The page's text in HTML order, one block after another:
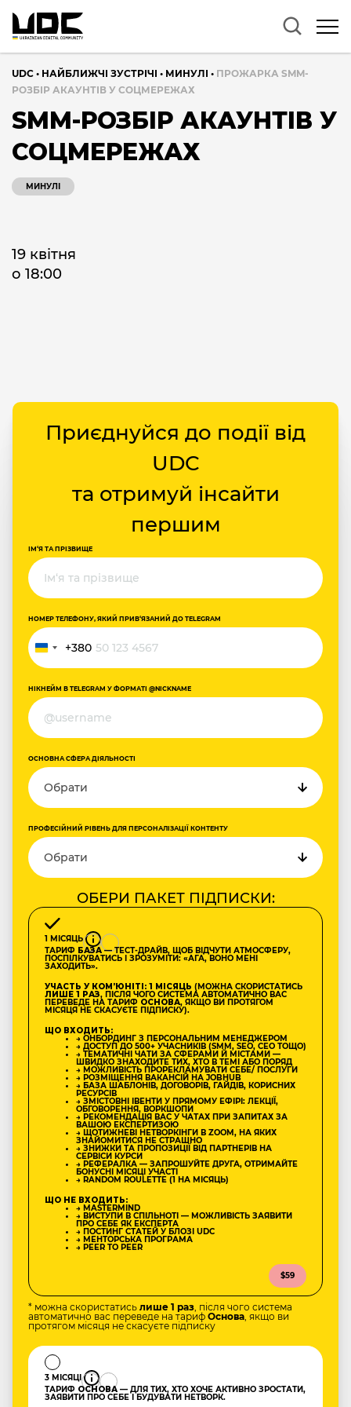
UDC • НАЙБЛИЖЧІ ЗУСТРІЧІ • МИНУЛІ • ПРОЖАРКА SMM-
РОЗБІР АКАУНТІВ У СОЦМЕРЕЖАХ
SMM-РОЗБІР АКАУНТІВ У
СОЦМЕРЕЖАХ
МИНУЛІ
19 квітня
о 18:00
Приєднуйся до події від
UDC
та отримуй інсайти
першим
ІМ‘Я ТА ПРІЗВИЩЕ
НОМЕР ТЕЛЕФОНУ, ЯКИЙ ПРИВ‘ЯЗАНИЙ ДО TELEGRAM
Україна
+380
+380
НІКНЕЙМ В TELEGRAM У ФОРМАТІ @NICKNAME
ОСНОВНА СФЕРА ДІЯЛЬНОСТІ
ПРОФЕСІЙНИЙ РІВЕНЬ ДЛЯ ПЕРСОНАЛІЗАЦІЇ КОНТЕНТУ
ОБЕРИ ПАКЕТ ПІДПИСКИ:
1 МІСЯЦЬ
ТАРИФ БАЗА— ТЕСТ-ДРАЙВ, ЩОБ ВІДЧУТИ АТМОСФЕРУ,
ПОСПІЛКУВАТИСЬ І ЗРОЗУМІТИ: «АГА, ВОНО МЕНІ
ЗАХОДИТЬ».
УЧАСТЬ У КОМʼЮНІТІ: 1 МІСЯЦЬ (МОЖНА СКОРИСТАТИСЬ
ЛИШЕ 1 РАЗ, ПІСЛЯ ЧОГО СИСТЕМА АВТОМАТИЧНО ВАС
ПЕРЕВЕДЕ НА ТАРИФ ОСНОВА, ЯКЩО ВИ ПРОТЯГОМ
МІСЯЦЯ НЕ СКАСУЄТЕ ПІДПИСКУ).
ЩО ВХОДИТЬ:
→ ОНБОРДИНГ З ПЕРСОНАЛЬНИМ МЕНЕДЖЕРОМ
→ ДОСТУП ДО 500+ УЧАСНИКІВ (SMM, SEO, CEO ТОЩО)
→ ТЕМАТИЧНІ ЧАТИ ЗА СФЕРАМИ Й МІСТАМИ —
ШВИДКО ЗНАХОДИТЕ ТИХ, ХТО В ТЕМІ АБО ПОРЯД
→ МОЖЛИВІСТЬ ПРОРЕКЛАМУВАТИ СЕБЕ/ ПОСЛУГИ
→ РОЗМІЩЕННЯ ВАКАНСІЙ НА JOBHUB
→ БАЗА ШАБЛОНІВ, ДОГОВОРІВ, ГАЙДІВ, КОРИСНИХ
РЕСУРСІВ
→ ЗМІСТОВНІ ІВЕНТИ У ПРЯМОМУ ЕФІРІ: ЛЕКЦІЇ,
ОБГОВОРЕННЯ, ВОРКШОПИ
→ РЕКОМЕНДАЦІЯ ВАС У ЧАТАХ ПРИ ЗАПИТАХ ЗА
ВАШОЮ ЕКСПЕРТИЗОЮ
→ ЩОТИЖНЕВІ НЕТВОРКІНГИ В ZOOM, НА ЯКИХ
ЗНАЙОМИТИСЯ НЕ СТРАШНО
→ ЗНИЖКИ ТА ПРОПОЗИЦІЇ ВІД ПАРТНЕРІВ НА
СЕРВІСИ КУРСИ
→ РЕФЕРАЛКА — ЗАПРОШУЙТЕ ДРУГА, ОТРИМАЙТЕ
БОНУСНІ МІСЯЦІ УЧАСТІ
→ RANDOM ROULETTE (1 НА МІСЯЦЬ)
ЩО НЕ ВХОДИТЬ:
→ MASTERMIND
→ ВИСТУПИ В СПІЛЬНОТІ — МОЖЛИВІСТЬ ЗАЯВИТИ
ПРО СЕБЕ ЯК ЕКСПЕРТА
→ ПОСТИНГ СТАТЕЙ У БЛОЗІ UDC
→ МЕНТОРСЬКА ПРОГРАМА
→ PEER TO PEER
$59
* можна скористатись лише 1 раз, після чого система
автоматично вас переведе на тариф Основа, якщо ви
протягом місяця не скасуєте підписку
3 МІСЯЦІ
ТАРИФ ОСНОВА — ДЛЯ ТИХ, ХТО ХОЧЕ АКТИВНО ЗРОСТАТИ,
ЗАЯВИТИ ПРО СЕБЕ І БУДУВАТИ НЕТВОРК.